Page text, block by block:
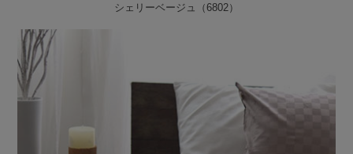
シェリーベージュ（6802）